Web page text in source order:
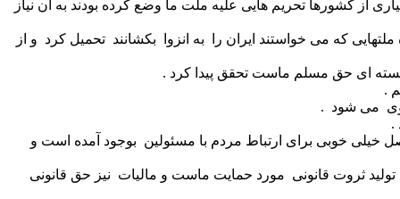
از کشورها تحریم هایی علیه ملت ما وضع کرده بودند به آن نیاز
که می خواستند ایران را به انزوا بکشانند تحمیل کرد و از
ای حق مسلم ماست تحقق پیدا کرد .
.
می شود .
.
خوبی برای ارتباط مردم با مسئولین بوجود آمده است و
تولید ثروت قانونی مورد حمایت ماست و مالیات نیز حق قانونی